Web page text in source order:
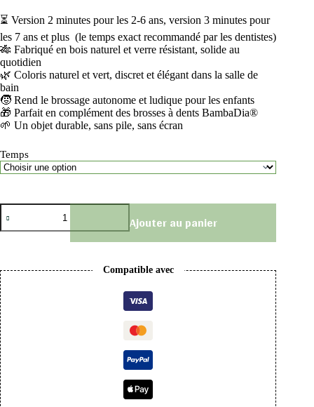
⏳ Version 2 minutes pour les 2-6 ans, version 3 minutes pour
les 7 ans et plus (le temps exact recommandé par les dentistes)
🎋 Fabriqué en bois naturel et verre résistant, solide au
quotidien
🌿 Coloris naturel et vert, discret et élégant dans la salle de
bain
🧒 Rend le brossage autonome et ludique pour les enfants
🎁 Parfait en complément des brosses à dents BambaDia®
🌱 Un objet durable, sans pile, sans écran
Temps
Ajouter au panier
Compatible avec